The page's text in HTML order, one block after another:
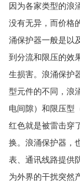
因为各家类型的浪
没有无异，而价格
涌保护器一般是以
到分流和限压的效
生损害。浪涌保护
型元件的不同，浪
电间隙）和限压型
红色就是被雷击穿
换。浪涌保护器，
表、通讯线路提供
为外界的干扰突然